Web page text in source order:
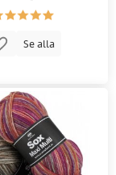
Se alla